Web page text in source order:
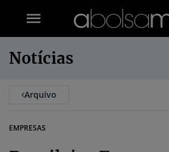
Notícias
Arquivo
EMPRESAS